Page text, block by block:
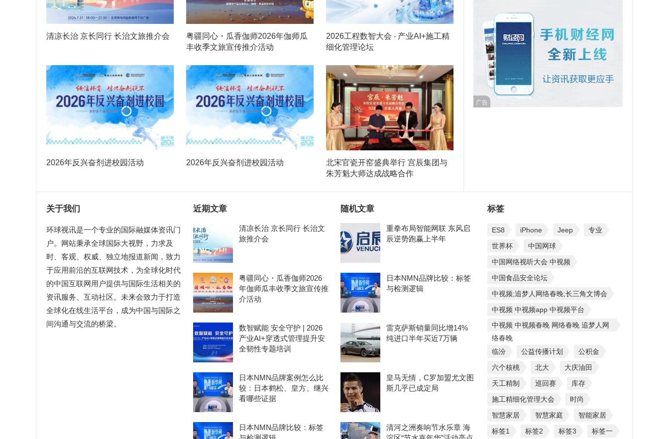
清凉长治 京长同行 长治文旅推介会
粤疆同心・瓜香伽师2026年伽师瓜
丰收季文旅宣传推介活动
2026工程数智大会 ‧ 产业AI+施工精
细化管理论坛
2026年反兴奋剂进校园活动 2026年反兴奋剂进校园活动
北宋官瓷开窑盛典举行 宫辰集团与
朱芳魁大师达成战略合作
广告
关于我们
环球视讯是一个专业的国际融媒体资讯门
户。网站秉承全球国际大视野，力求及
时、客观、权威、独立地报道新闻，致力
于应用前沿的互联网技术，为全球化时代
的中国互联网用户提供与国际生活相关的
资讯服务、互动社区。未来会致力于打造
全球化在线生活平台，成为中国与国际之
间沟通与交流的桥梁。
近期文章
清凉长治 京长同行 长治文
旅推介会
粤疆同心・瓜香伽师2026
年伽师瓜丰收季文旅宣传推
介活动
数智赋能 安全守护 | 2026
产业AI+穿透式管理提升安
全韧性专题培训
日本NMN品牌案例怎么比
较：日本鹤松、皇方、继兴
看哪些证据
日本NMN品牌比较：标签
随机文章
重拳布局智能网联 东风启
辰逆势跑赢上半年
日本NMN品牌比较：标签
与检测逻辑
雷克萨斯销量同比增14%
纯进口半年买近7万辆
皇马无情，C罗加盟尤文图
斯几乎已成定局
清河之洲奏响节水乐章 海
标签
ES8 iPhone Jeep
专业
世界杯
中国网球
中国网络视听大会 中视频
中国食品安全论坛
中视频;追梦人网络春晚;长三角文博会
中视频 中视频app 中视频平台
中视频 中视频春晚 网络春晚 追梦人网
络春晚
临汾
公益传播计划
公积金
六个核桃
北大
大庆油田
天工精制
巡回赛
库存
施工精细化管理大会
时尚
智慧家居
智慧家庭
智能家居
标签1
标签2 标签3 标签一